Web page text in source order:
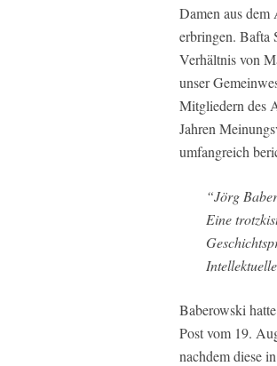
Damen aus dem
erbringen. Bafta
Verhältnis von
unser
Mitgliedern des
Jahren
umfangreich
“Jörg
Eine
Baberowski
Post vom 19.
nachdem diese